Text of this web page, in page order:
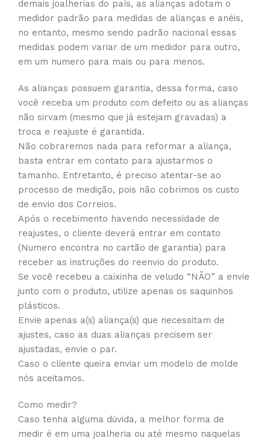
demais joalherias do país, as alianças adotam o
medidor padrão para medidas de alianças e anéis,
no entanto, mesmo sendo padrão nacional essas
medidas podem variar de um medidor para outro,
em um numero para mais ou para menos.
As alianças possuem garantia, dessa forma, caso
você receba um produto com defeito ou as alianças
não sirvam (mesmo que já estejam gravadas) a
troca e reajuste é garantida.
Não cobraremos nada para reformar a aliança,
basta entrar em contato para ajustarmos o
tamanho. Entretanto, é preciso atentar-se ao
processo de medição, pois não cobrimos os custo
de envio dos Correios.
Após o recebimento havendo necessidade de
reajustes, o cliente deverá entrar em contato
(Numero encontra no cartão de garantia) para
receber as instruções do reenvio do produto.
Se você recebeu a caixinha de veludo “NÃO” a envie
junto com o produto, utilize apenas os saquinhos
plásticos.
Envie apenas a(s) aliança(s) que necessitam de
ajustes, caso as duas alianças precisem ser
ajustadas, envie o par.
Caso o cliente queira enviar um modelo de molde
nós aceitamos.
Como medir?
Caso tenha alguma dúvida, a melhor forma de
medir é em uma joalheria ou até mesmo naquelas